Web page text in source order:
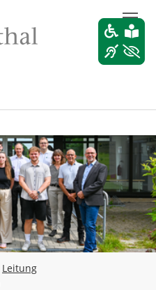
Leitung